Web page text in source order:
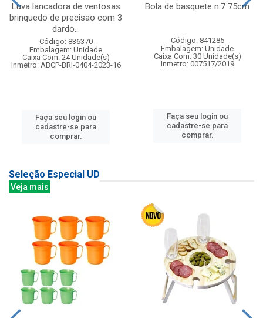
Luva lancadora de ventosas
brinquedo de precisao com 3
dardo...
Código: 836370
Embalagem: Unidade
Caixa Com: 24 Unidade(s)
Inmetro: ABCP-BRI-0404-2023-16
Faça seu login ou
cadastre-se para
comprar.
Bola de basquete n.7 75cm
Código: 841285
Embalagem: Unidade
Caixa Com: 30 Unidade(s)
Inmetro: 007517/2019
Faça seu login ou
cadastre-se para
comprar.
Seleção Especial UD
Veja mais